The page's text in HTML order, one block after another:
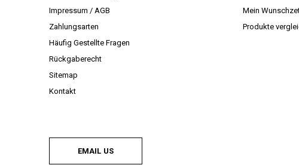
Impressum / AGB
Zahlungsarten
Häufig Gestellte Fragen
Rückgaberecht
Sitemap
Kontakt
Mein
Produkte
EMAIL US